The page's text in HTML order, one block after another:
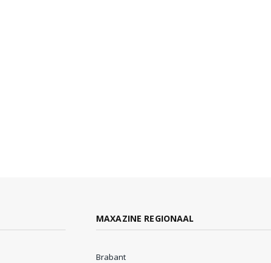
MAXAZINE REGIONAAL
Brabant